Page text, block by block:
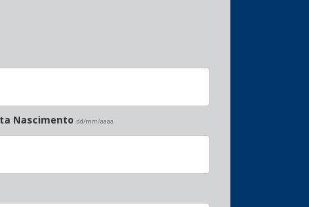
Nascimento dd/mm/aaaa